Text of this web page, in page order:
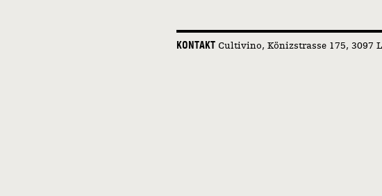
KONTAKT Cultivino Könizstrasse 175 3097